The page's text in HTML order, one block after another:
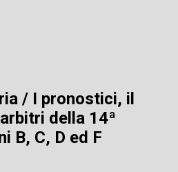
/ I pronostici, il
della 14ª
B, C, D ed F